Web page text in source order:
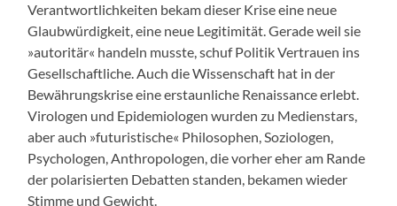
Verantwortlichkeiten bekam dieser Krise eine neue
Glaubwürdigkeit, eine neue Legitimität. Gerade weil sie
»autoritär« handeln musste, schuf Politik Vertrauen ins
Gesellschaftliche. Auch die Wissenschaft hat in der
Bewährungskrise eine erstaunliche Renaissance erlebt.
Virologen und Epidemiologen wurden zu Medienstars,
aber auch »futuristische« Philosophen, Soziologen,
Psychologen, Anthropologen, die vorher eher am Rande
der polarisierten Debatten standen, bekamen wieder
Stimme und Gewicht.